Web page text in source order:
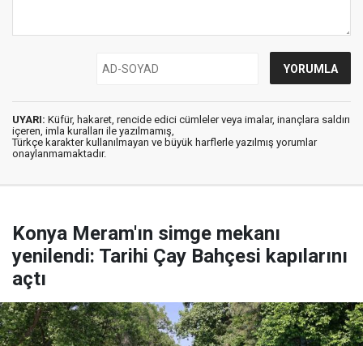
UYARI: Küfür, hakaret, rencide edici cümleler veya imalar, inançlara saldırı
içeren, imla kuralları ile yazılmamış,
Türkçe karakter kullanılmayan ve büyük harflerle yazılmış yorumlar
onaylanmamaktadır.
Konya Meram'ın simge mekanı
yenilendi: Tarihi Çay Bahçesi kapılarını
açtı